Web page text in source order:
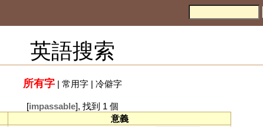
英語搜索
所有字| 常用字| 冷僻字
[impassable], 找到 1 個
意義